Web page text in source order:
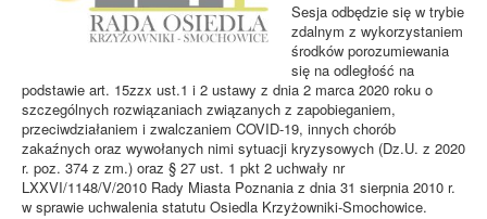
Sesja odbędzie się w trybie
zdalnym z wykorzystaniem
środków porozumiewania
się na odległość na
podstawie art. 15zzx ust.1 i 2 ustawy z dnia 2 marca 2020 roku o
szczególnych rozwiązaniach związanych z zapobieganiem,
przeciwdziałaniem i zwalczaniem COVID-19, innych chorób
zakaźnych oraz wywołanych nimi sytuacji kryzysowych (Dz.U. z 2020
r. poz. 374 z zm.) oraz § 27 ust. 1 pkt 2 uchwały nr
LXXVI/1148/V/2010 Rady Miasta Poznania z dnia 31 sierpnia 2010 r.
w sprawie uchwalenia statutu Osiedla Krzyżowniki-Smochowice.